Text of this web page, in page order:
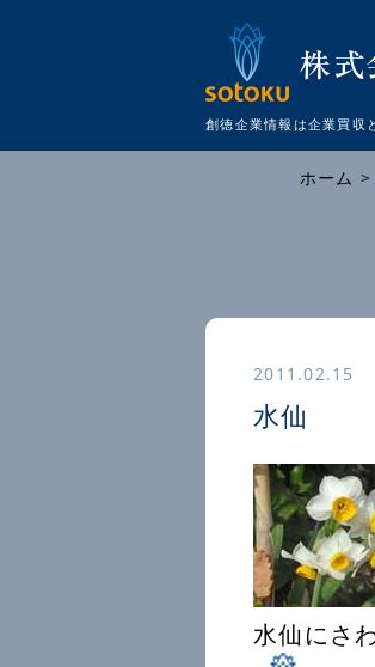
創徳企業情報は企業買収
ホーム
2011.02.15
水仙
水仙にさ